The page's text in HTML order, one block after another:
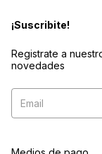
¡Suscribite!
Registrate a
novedades